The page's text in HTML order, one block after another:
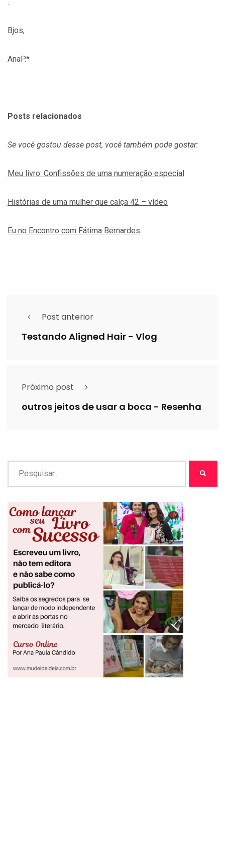
Bjos,
AnaP.*
Posts relacionados
Se você gostou desse post, você também pode gostar:
Meu livro: Confissões de uma numeração especial
Histórias de uma mulher que calça 42 – vídeo
Eu no Encontro com Fátima Bernardes
Post anterior
Testando Aligned Hair - Vlog
Próximo post
outros jeitos de usar a boca - Resenha